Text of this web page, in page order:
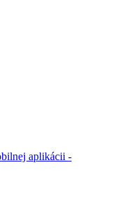
aplikácii -